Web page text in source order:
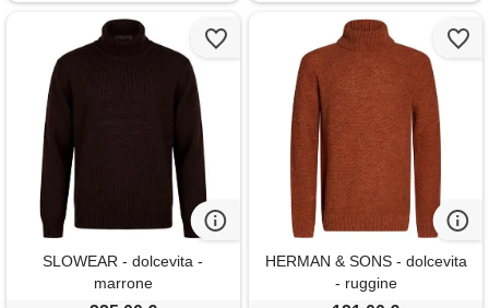
SLOWEAR - dolcevita -
marrone
HERMAN & SONS - dolcevita
- ruggine